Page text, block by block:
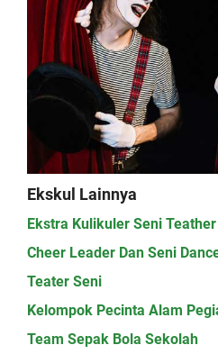
Ekskul Lainnya
Ekstra Kulikuler Seni
Cheer Leader Dan Seni
Teater Seni
Kelompok Pecinta Alam
Team Sepak Bola Sekolah